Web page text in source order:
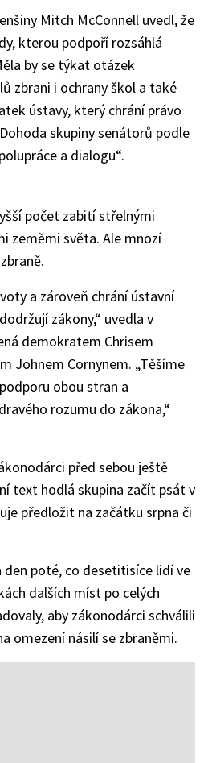
Mitch McConnell uvedl, že
kterou podpoří rozsáhlá
by se týkat otázek
zbrani i ochrany škol a také
ústavy, který chrání právo
skupiny senátorů podle
a dialogu“.
počet zabití střelnými
zeměmi světa. Ale mnozí
a zároveň chrání ústavní
zákony,“ uvedla v
demokratem Chrisem
Johnem Cornynem. „Těšíme
obou stran a
rozumu do zákona,“
před sebou ještě
text hodlá skupina začít psát v
předložit na začátku srpna či
den poté, co desetitisíce lidí ve
dalších míst po celých
aby zákonodárci schválili
omezení násilí se zbraněmi.